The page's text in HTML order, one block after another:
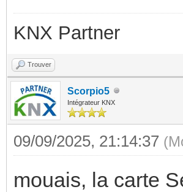
KNX Partner
Trouver
Scorpio5
Intégrateur KNX
09/09/2025, 21:14:37
mouais, la carte